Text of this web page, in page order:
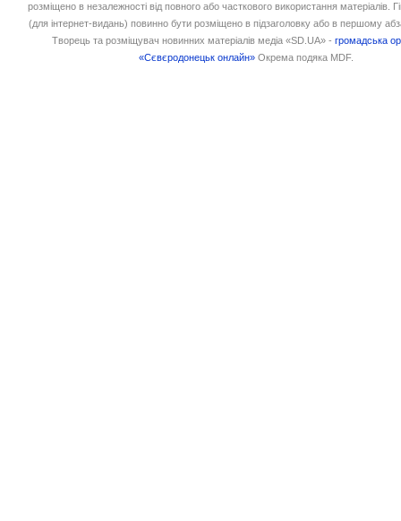
розміщено в незалежності від повного або часткового використання матеріалів.
(для інтернет-видань) повинно бути розміщено в підзаголовку або в першому
Творець та розміщувач новинних матеріалів медіа «SD.UA» -громадська
«Сєвєродонецьк онлайн» Окрема подяка MDF.